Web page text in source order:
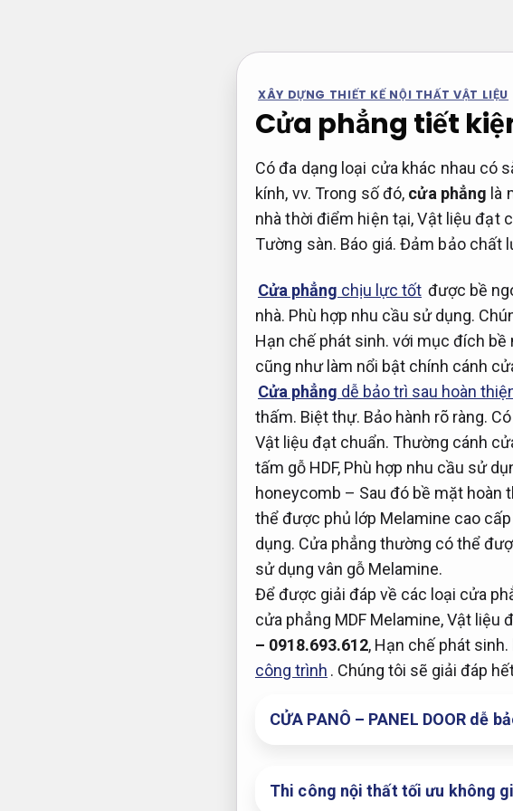
XÂY DỰNG THIẾT KẾ NỘI THẤT VẬT LIỆU
Cửa phẳng tiết
Có đa dạng loại cửa khác nhau có
kính, vv. Trong số đó, cửa phẳng là
nhà thời điểm hiện tại,Vật liệu đạt
Tường sàn. Báo giá. Đảm bảo chất
Cửa phẳng chịu lực tốt được bề
nhà. Phù hợp nhu cầu sử dụng.
Hạn chế phát sinh. với mục đích bề
cũng như làm nổi bật chính cánh
Cửa phẳng dễ bảo trì sau hoàn
thấm. Biệt thự. Bảo hành rõ ràng.
Vật liệu đạt chuẩn. Thường cánh
tấm gỗ HDF, Phù hợp nhu cầu sử
honeycomb – Sau đó bề mặt hoàn
thể được phủ lớp Melamine cao cấp
dụng. Cửa phẳng thường có thể
sử dụng vân gỗ Melamine.
Để được giải đáp về các loại cửa
cửa phẳng MDF Melamine,Vật liệu
– 0918.693.612, Hạn chế phát sinh.
công trình . Chúng tôi sẽ giải đáp
CỬA PANÔ – PANEL DOOR dễ
Thi công nội thất tối ưu không